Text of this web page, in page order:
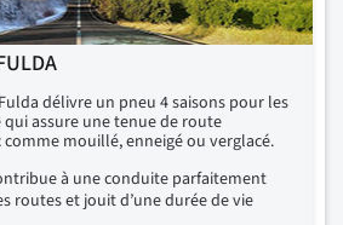
délivre un pneu 4 saisons pour les
assure une tenue de route
mouillé, enneigé ou verglacé.
à une conduite parfaitement
routes et jouit d’une durée de vie